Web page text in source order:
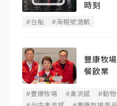
時刻
#台船 #海鯤號潛航
豐康牧
餐飲業
#豐康牧場 #禽流感
#動